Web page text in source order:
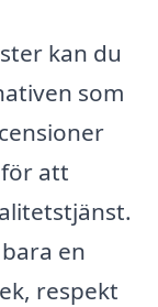
kan du
som
att
en
respekt